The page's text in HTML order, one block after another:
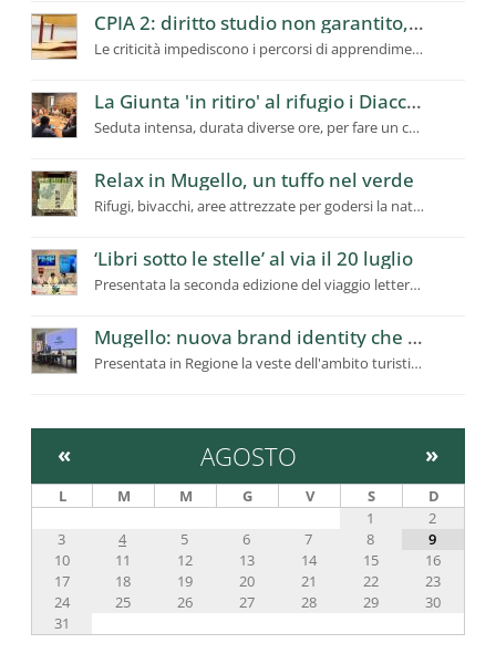
CPIA 2: diritto studio non garantito, richiesto a Ufficio Scolastico Regionale intervento urgente
Le criticità impediscono i percorsi di apprendimento, utenti in calo
La Giunta 'in ritiro' al rifugio i Diacci: dalla montagna la programmazione del futuro del Mugello
Seduta intensa, durata diverse ore, per fare un confronto ampio sui temi prioritari e strategici
Relax in Mugello, un tuffo nel verde
Rifugi, bivacchi, aree attrezzate per godersi la natura. Stop fuochi
‘Libri sotto le stelle’ al via il 20 luglio
Presentata la seconda edizione del viaggio letterario itinerante in Mugello
Mugello: nuova brand identity che racconta la “Toscana Autentica”
Presentata in Regione la veste dell'ambito turistico per valorizzare e promuovere il territorio
AGOSTO
« »
L M M G V S
D
1
2
3
4 5 6 7 8
9
10
11 12 13 14 15
16
17
18 19 20 21 22
23
24
25 26 27 28 29
30
31